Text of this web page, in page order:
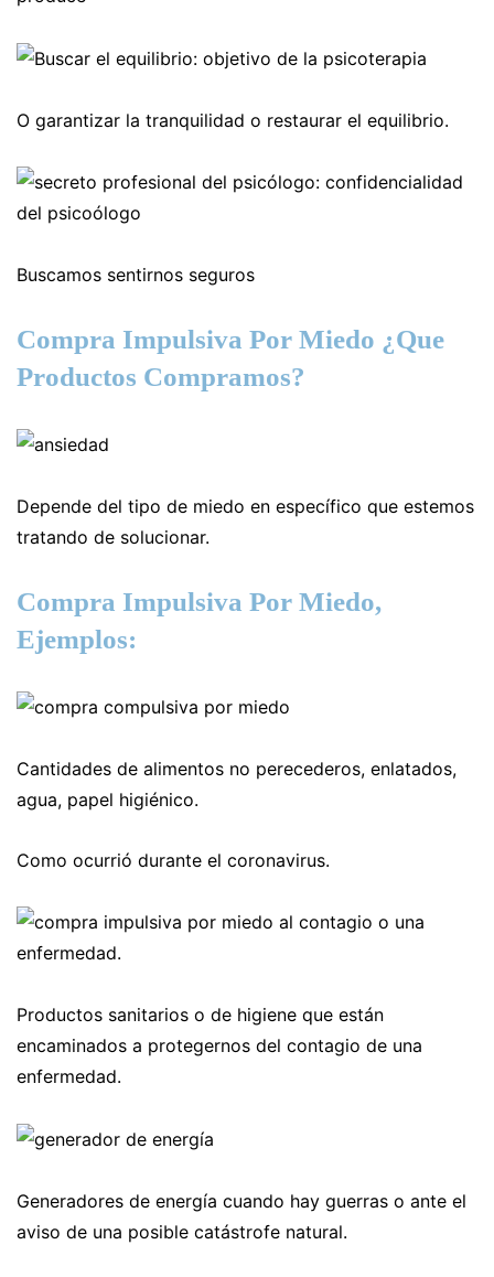
O garantizar la tranquilidad o restaurar el equilibrio.
Buscamos sentirnos seguros
Compra Impulsiva Por Miedo ¿Que
Productos Compramos?
Depende del tipo de miedo en específico que estemos
tratando de solucionar.
Compra Impulsiva Por Miedo,
Ejemplos:
Cantidades de alimentos no perecederos, enlatados,
agua, papel higiénico.
Como ocurrió durante el coronavirus.
Productos sanitarios o de higiene que están
encaminados a protegernos del contagio de una
enfermedad.
Generadores de energía cuando hay guerras o ante el
aviso de una posible catástrofe natural.